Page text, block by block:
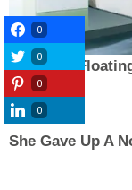
0
0
0
0